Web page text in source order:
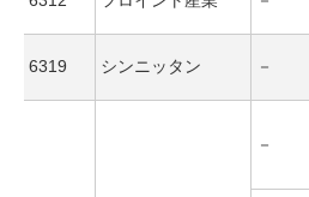
6319 シンニッタン －
－